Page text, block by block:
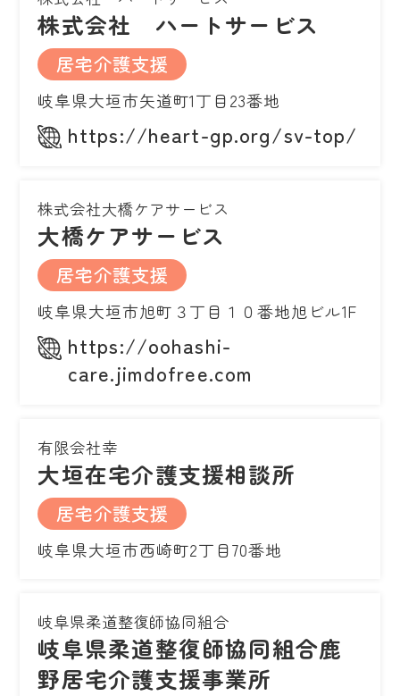
株式会社 ハートサービス
居宅介護支援
岐阜県大垣市矢道町1丁目23番地
https://heart-gp.org/sv-top/
株式会社大橋ケアサービス
大橋ケアサービス
居宅介護支援
岐阜県大垣市旭町３丁目１０番地旭ビル1F
https://oohashi-
care.jimdofree.com
有限会社幸
大垣在宅介護支援相談所
居宅介護支援
岐阜県大垣市西崎町2丁目70番地
岐阜県柔道整復師協同組合
岐阜県柔道整復師協同組合鹿
野居宅介護支援事業所